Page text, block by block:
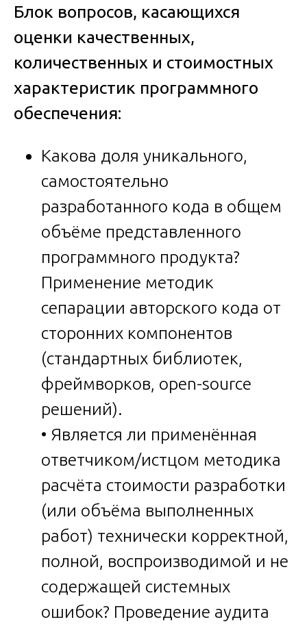
Блок вопросов, касающихся
оценки качественных,
количественных и стоимостных
характеристик программного
обеспечения:
Какова доля уникального,
самостоятельно
разработанного кода в общем
объёме представленного
программного продукта?
Применение методик
сепарации авторского кода от
сторонних компонентов
(стандартных библиотек,
фреймворков, open-source
решений).
• Является ли применённая
ответчиком/истцом методика
расчёта стоимости разработки
(или объёма выполненных
работ) технически корректной,
полной, воспроизводимой и не
содержащей системных
ошибок? Проведение аудита